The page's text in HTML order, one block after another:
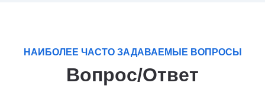
НАИБОЛЕЕ ЧАСТО ЗАДАВАЕМЫЕ ВОПРОСЫ
Вопрос/Ответ